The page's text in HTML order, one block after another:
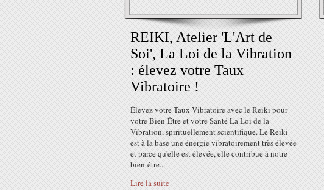
REIKI, Atelier 'L'Art de
Soi', La Loi de la Vibration
: élevez votre Taux
Vibratoire !
Élevez votre Taux Vibratoire avec le Reiki pour
votre Bien-Être et votre Santé La Loi de la
Vibration, spirituellement scientifique. Le Reiki
est à la base une énergie vibratoirement très élevée
et parce qu'elle est élevée, elle contribue à notre
bien-être....
Lire la suite